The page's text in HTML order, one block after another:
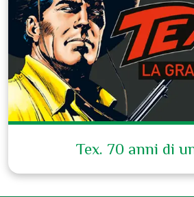
Tex. 70 anni di